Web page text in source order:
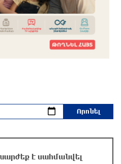
Արևելքում տիրող
մեկ ժամ առաջ
են փոխել
19 րոպե առաջ
է սահմանվել